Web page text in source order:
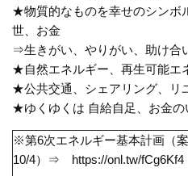
★物質的なものを幸せのシンボ
世、お金
⇒生きがい、やりがい、助け合
★自然エネルギー、再生可能エ
★公共交通、シェアリング、リ
★ゆくゆくは 自給自足、お金
※第6次エネルギー基本計画（
10/4）⇒ https://onl.tw/fCg6Kf4